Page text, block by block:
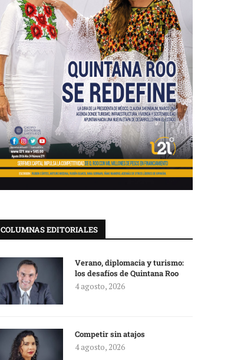
COLUMNAS EDITORIALES
Verano, diplomacia y turismo:
los desafíos de Quintana Roo
4 agosto, 2026
Competir sin atajos
4 agosto, 2026